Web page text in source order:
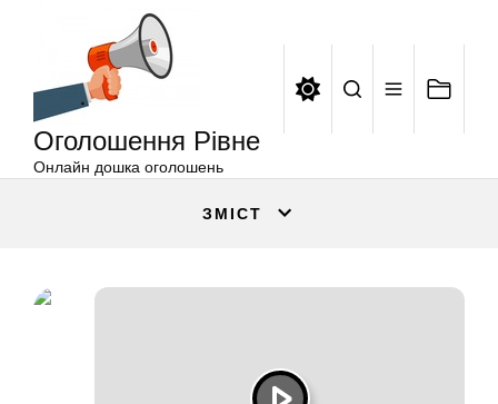
Оголошення Рівне
Онлайн дошка оголошень
ЗМІСТ